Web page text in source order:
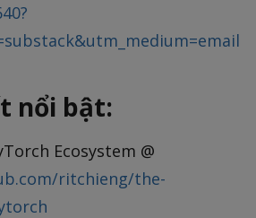
nổi bật:
Ecosystem @
ritchieng/the-